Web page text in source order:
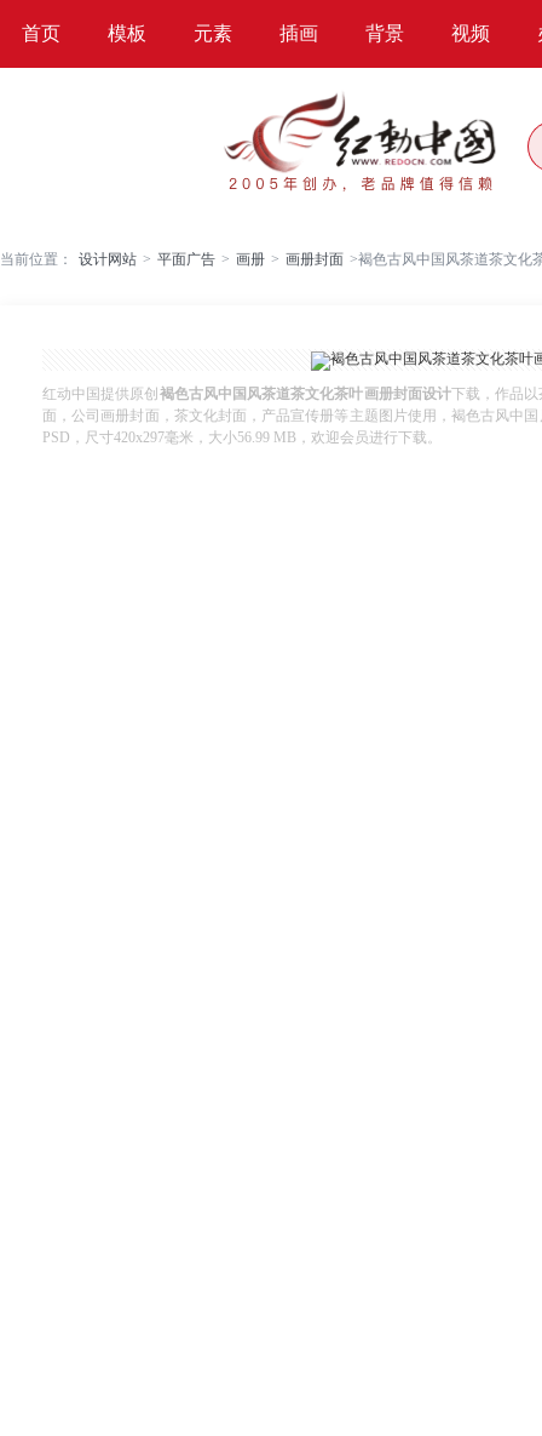
首页 模板 元素 插画 背景 视频
当前位置： 设计网站 > 平面广告 > 画册 > 画册封面 >褐色古风中国风茶道茶文化
红动中国提供原创 褐色古风中国风茶道茶文化茶叶画册封面设计下载，作品
面，公司画册封面，茶文化封面，产品宣传册等主题图片使用，褐色古风中
PSD，尺寸420x297毫米，大小56.99 MB，欢迎会员进行下载。